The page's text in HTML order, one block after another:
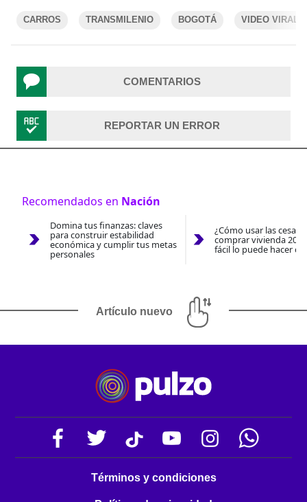
CARROS TRANSMILENIO BOGOTÁ VIDEO VIRAL
COMENTARIOS
REPORTAR UN ERROR
Recomendados en Nación
Domina tus finanzas: claves
para construir estabilidad
económica y cumplir tus metas
personales
¿Cómo usar las
comprar vivienda
fácil lo puede hacer
Artículo nuevo
Términos y condiciones